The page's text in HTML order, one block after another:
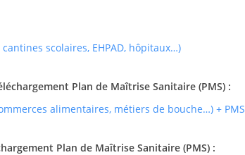
scolaires, EHPAD, hôpitaux…)
Plan de Maîtrise Sanitaire (PMS) :
alimentaires, métiers de bouche…) + PMS
Plan de Maîtrise Sanitaire (PMS) :